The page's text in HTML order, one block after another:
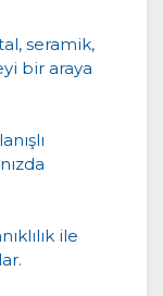
seramik,
bir araya
ile